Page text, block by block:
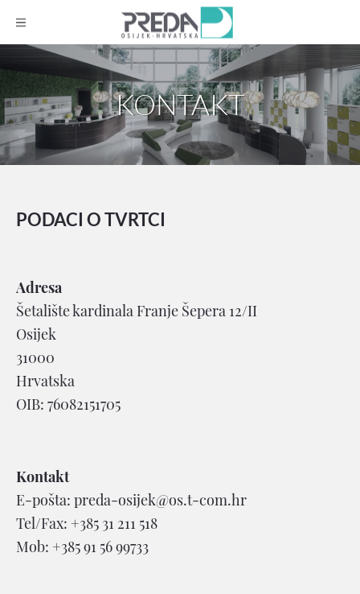
KONTAKT
PODACI O TVRTCI
Adresa
Šetalište kardinala Franje Šepera 12/II
Osijek
31000
Hrvatska
OIB: 76082151705
Kontakt
E-pošta: preda-osijek@os.t-com.hr
Tel/Fax: +385 31 211 518
Mob: +385 91 56 99733